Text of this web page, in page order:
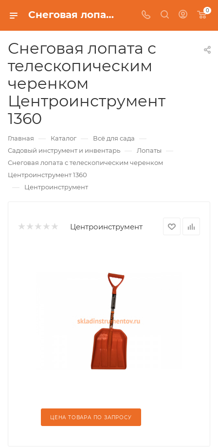
Снеговая лопата с телескопическим черенком Центроинструмент 1360 0
Снеговая лопата с
телескопическим
черенком
Центроинструмент
1360
Главная — Каталог — Всё для сада —
Садовый инструмент и инвентарь — Лопаты —
Снеговая лопата с телескопическим черенком
Центроинструмент 1360
— Центроинструмент
Центроинструмент
ЦЕНА ТОВАРА ПО ЗАПРОСУ